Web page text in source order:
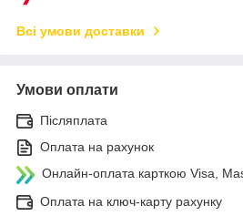
Всі умови доставки
Умови оплати
Післяплата
Оплата на рахунок
Онлайн-оплата карткою Visa,
Оплата на ключ-карту рахунку